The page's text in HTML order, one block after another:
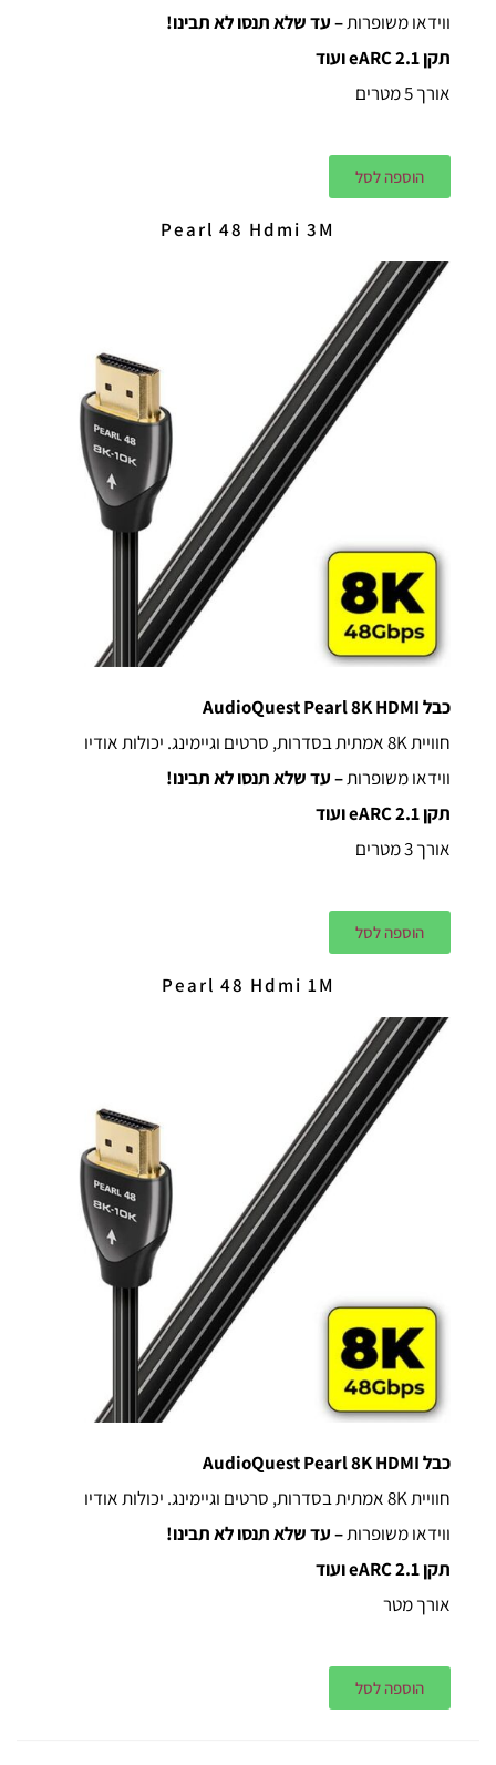
ווידאו משופרות– עד שלא תנסו לא תבינו!
תקן 2.1 eARC ועוד
אורך 5 מטרים
הוספה לסל
Pearl 48 Hdmi 3M
כבל AudioQuest Pearl 8K HDMI
חוויית 8K אמתית בסדרות, סרטים וגיימינג. יכולות אודיו
ווידאו משופרות– עד שלא תנסו לא תבינו!
תקן 2.1 eARC ועוד
אורך 3 מטרים
הוספה לסל
Pearl 48 Hdmi 1M
כבל AudioQuest Pearl 8K HDMI
חוויית 8K אמתית בסדרות, סרטים וגיימינג. יכולות אודיו
ווידאו משופרות– עד שלא תנסו לא תבינו!
תקן 2.1 eARC ועוד
אורך מטר
הוספה לסל